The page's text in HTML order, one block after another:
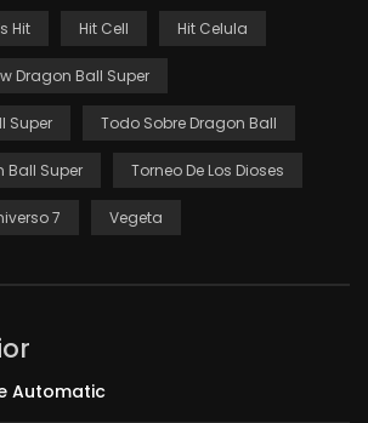
Hit Hit Cell Hit Celula
Dragon Ball Super
Super Todo Sobre Dragon Ball
Ball Super Torneo De Los Dioses
7 Vegeta
Automatic